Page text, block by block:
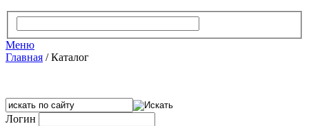
Меню
Главная /Каталог
Логин